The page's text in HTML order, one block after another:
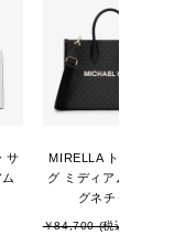
サ
MIRELLA トートバッ
グ ミディアム - MKシ
グネチャー
￥84,700 (税込)